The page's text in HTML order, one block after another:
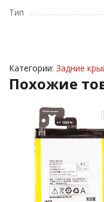
Тип
Категории: Задние
Похожие